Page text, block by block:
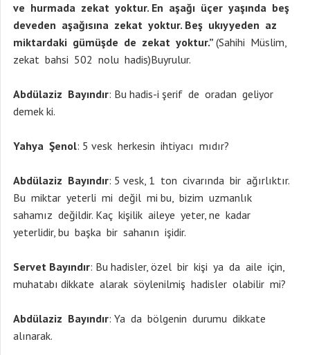
ve hurmada zekat yoktur. En aşağı üçer yaşında beş
deveden aşağısına zekat yoktur. Beş ukıyyeden az
miktardaki gümüşde de zekat yoktur.” (Sahihi Müslim,
zekat bahsi 502 nolu hadis)Buyrulur.
Abdülaziz Bayındır: Bu hadis-i şerif de oradan geliyor
demek ki.
Yahya Şenol: 5 vesk herkesin ihtiyacı mıdır?
Abdülaziz Bayındır: 5 vesk, 1 ton civarında bir ağırlıktır.
Bu miktar yeterli mi değil mi bu, bizim uzmanlık
sahamız değildir. Kaç kişilik aileye yeter, ne kadar
yeterlidir, bu başka bir sahanın işidir.
Servet Bayındır: Bu hadisler, özel bir kişi ya da aile için,
muhatabı dikkate alarak söylenilmiş hadisler olabilir mi?
Abdülaziz Bayındır: Ya da bölgenin durumu dikkate
alınarak.